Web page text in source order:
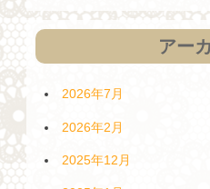
アー
2026年7月
2026年2月
2025年12月